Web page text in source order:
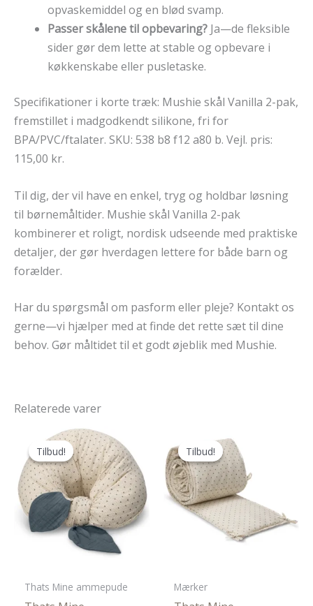
opvaskemiddel og en blød svamp.
Passer skålene til opbevaring? Ja—de fleksible
sider gør dem lette at stable og opbevare i
køkkenskabe eller pusletaske.
Specifikationer i korte træk: Mushie skål Vanilla 2-pak,
fremstillet i madgodkendt silikone, fri for
BPA/PVC/ftalater. SKU: 538 b8 f12 a80 b. Vejl. pris:
115,00 kr.
Til dig, der vil have en enkel, tryg og holdbar løsning
til børnemåltider. Mushie skål Vanilla 2-pak
kombinerer et roligt, nordisk udseende med praktiske
detaljer, der gør hverdagen lettere for både barn og
forælder.
Har du spørgsmål om pasform eller pleje? Kontakt os
gerne—vi hjælper med at finde det rette sæt til dine
behov. Gør måltidet til et godt øjeblik med Mushie.
Relaterede varer
Tilbud!
Tilbud!
Thats Mine ammepude
Tilbud!
Tilbud!
Mærker